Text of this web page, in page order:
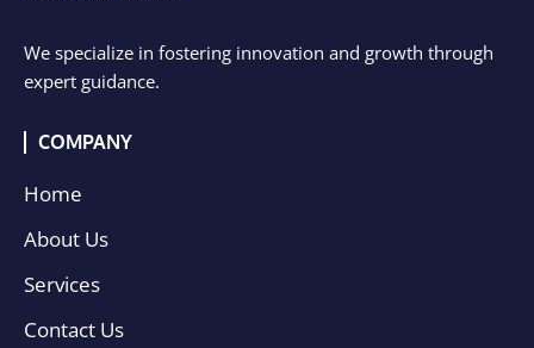
We specialize in fostering innovation and growth through
expert guidance.
COMPANY
Home
About Us
Services
Contact Us